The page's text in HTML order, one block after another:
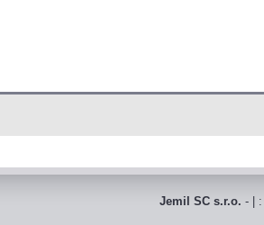
Jemil SC s.r.o. - |